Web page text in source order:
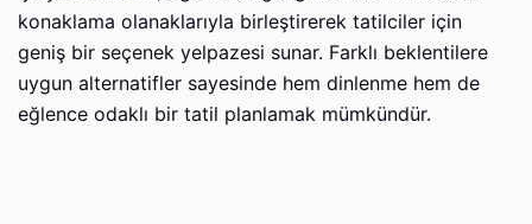
konaklama olanaklarıyla birleştirerek tatilciler için
geniş bir seçenek yelpazesi sunar. Farklı beklentilere
uygun alternatifler sayesinde hem dinlenme hem de
eğlence odaklı bir tatil planlamak mümkündür.